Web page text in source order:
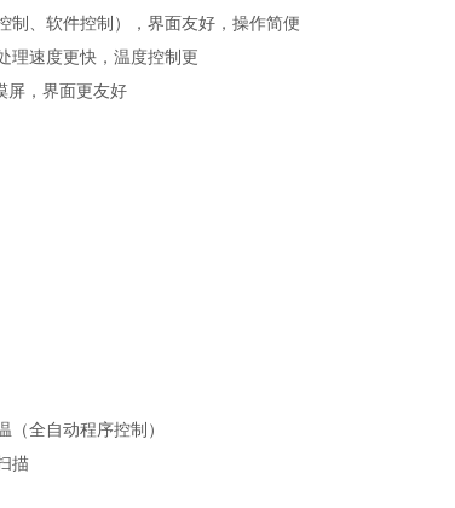
制、软件控制），界面友好，操作简便
理速度更快，温度控制更
屏，界面更友好
全自动程序控制）
描